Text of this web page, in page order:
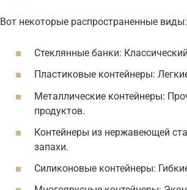
Вот некоторые распространенные виды:
Стеклянные банки:
Пластиковые контейнеры:
Металлические контейнеры:
продуктов.
Контейнеры из нержавеющей
запахи.
Силиконовые контейнеры: